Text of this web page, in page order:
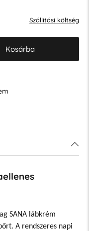
Szállítási költség
Kosárba
SANA lábkrém
A rendszeres napi